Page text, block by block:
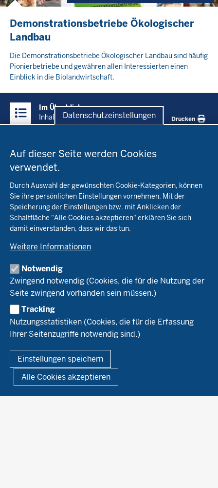
Datenschutzeinstellungen
Auf dieser Seite werden Cookies
verwendet.
Durch Auswahl der gewünschten Cookie-Kategorien, können
Sie ihre persönlichen Einstellungen vornehmen. Mit der
Speicherung der Einstellungen bzw. mit Anklicken der
Schaltfläche "Alle Cookies akzeptieren" erklären Sie sich
damit einverstanden, dass wir das tun.
Weitere Informationen
Notwendig
Zwingend notwendig (Cookies, die für die Nutzung der
Seite zwingend vorhanden sein müssen.)
Tracking
Nutzungsstatistiken (Cookies, die für die Erfassung
Ihrer Seitenzugriffe notwendig sind.)
Einstellungen speichern
Alle Cookies akzeptieren
Demonstrationsbetriebe Ökologischer
Landbau
Die Demonstrationsbetriebe Ökologischer Landbau sind häufig
Pionierbetriebe und gewähren allen Interessierten einen
Einblick in die Biolandwirtschaft.
Inhalte
Im Überblick
Inhalt
Drucken
in
der
Fachinfo
Öko-Modellregionen NRW
Pflanzenbau
Tierhaltung
Markt
Umstellung
Recht
Beratung
Bioland
Naturland
Versuche
Leitbetriebe Ökologischer Landbau
Versuchsbetriebe
WRRL-Modellbetriebe
Kontakte Versuchswesen
Aktuelles
Arbeitsschwerpunkte
Material & Kontakt
Ökoschule in Kleve
Ausbildungsbetriebe
Berufsausbildung
Forschung
Projekte Ökoteam
Forschungsergebnisse
Service
Kontakt
Newsletter
Demonstrationsbetriebe Ökologischer Landbau
Links
Fußzeile
Impressum Datenschutzerklärung